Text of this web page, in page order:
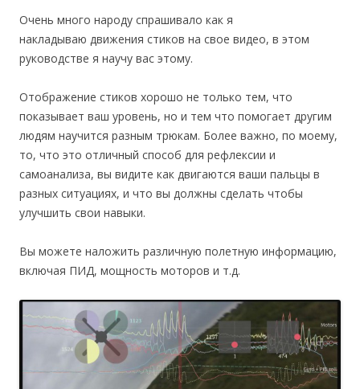
Очень много народу спрашивало как я
накладываю движения стиков на свое видео, в этом
руководстве я научу вас этому.
Отображение стиков хорошо не только тем, что
показывает ваш уровень, но и тем что помогает другим
людям научится разным трюкам. Более важно, по моему,
то, что это отличный способ для рефлексии и
самоанализа, вы видите как двигаются ваши пальцы в
разных ситуациях, и что вы должны сделать чтобы
улучшить свои навыки.
Вы можете наложить различную полетную информацию,
включая ПИД, мощность моторов и т.д.